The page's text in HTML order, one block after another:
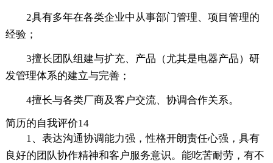
2具有多年在各类企业中从事部门管理、项目管理的
经验；
3擅长团队组建与扩充、产品（尤其是电器产品）研
发管理体系的建立与完善；
4擅长与各类厂商及客户交流、协调合作关系。
简历的自我评价14
1、表达沟通协调能力强，性格开朗责任心强，具有
良好的团队协作精神和客户服务意识。能吃苦耐劳，有不